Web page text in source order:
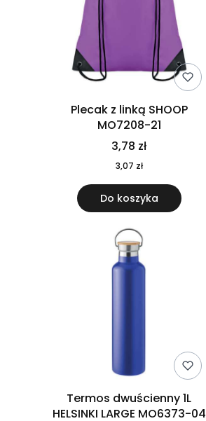
Plecak z linką SHOOP
MO7208-21
3,78 zł
3,07 zł
Do koszyka
Termos dwuścienny 1L
HELSINKI LARGE MO6373-04